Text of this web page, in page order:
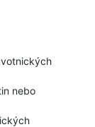
nebo